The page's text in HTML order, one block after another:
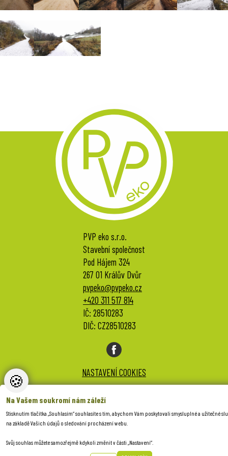
created by
NASTAVENÍ COOKIES
PVP eko s.r.o.
Stavební společnost
Pod Hájem 324
267 01 Králův Dvůr
pvpeko@pvpeko.cz
+420 311 517 814
IČ: 28510283
DIČ: CZ28510283
🍪
Na Vašem soukromí nám záleží
Stisknutím tlačítka „Souhlasím“ souhlasíte s tím, abychom Vám poskytovali smysluplné a užitečné
na základě Vašich údajů o sledování procházení webu.
Svůj souhlas můžete samozřejmě kdykoli změnit v části „Nastavení“.